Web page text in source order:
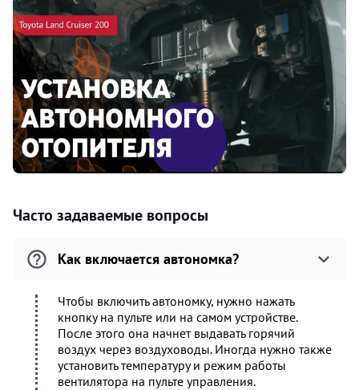
Часто задаваемые вопросы
Как включается автономка?
Чтобы включить автономку, нужно нажать
кнопку на пульте или на самом устройстве.
После этого она начнет выдавать горячий
воздух через воздуховоды. Иногда нужно также
установить температуру и режим работы
вентилятора на пульте управления.